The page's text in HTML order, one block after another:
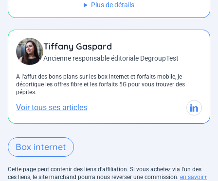
Plus de détails
Tiffany Gaspard
Ancienne responsable éditoriale DegroupTest
A l'affut des bons plans sur les box internet et forfaits mobile, je
décortique les offres fibre et les forfaits 5G pour vous trouver des
pépites.
Voir tous ses articles
Box internet
Cette page peut contenir des liens d’affiliation. Si vous achetez via l'un des
ces liens, le site marchand pourra nous reverser une commission. en savoir+